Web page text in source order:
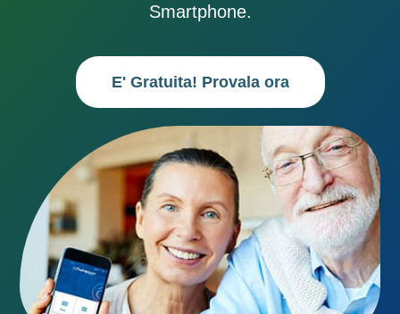
Smartphone.
E' Gratuita! Provala ora